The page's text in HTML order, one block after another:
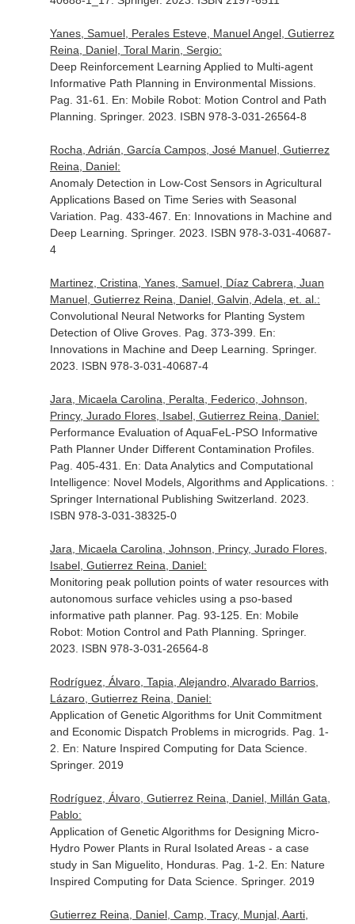
Yanes, Samuel, Perales Esteve, Manuel Angel, Gutierrez
Reina, Daniel, Toral Marin, Sergio:
Deep Reinforcement Learning Applied to Multi-agent
Informative Path Planning in Environmental Missions.
Pag. 31-61. En: Mobile Robot: Motion Control and Path
Planning . Springer. 2023. ISBN 978-3-031-26564-8
Rocha, Adrián, García Campos, José Manuel, Gutierrez
Reina, Daniel:
Anomaly Detection in Low-Cost Sensors in Agricultural
Applications Based on Time Series with Seasonal
Variation. Pag. 433-467. En: Innovations in Machine and
Deep Learning . Springer. 2023. ISBN 978-3-031-40687-
4
Martinez, Cristina, Yanes, Samuel, Díaz Cabrera, Juan
Manuel, Gutierrez Reina, Daniel, Galvin, Adela, et. al.:
Convolutional Neural Networks for Planting System
Detection of Olive Groves. Pag. 373-399. En:
Innovations in Machine and Deep Learning . Springer.
2023. ISBN 978-3-031-40687-4
Jara, Micaela Carolina, Peralta, Federico, Johnson,
Princy, Jurado Flores, Isabel, Gutierrez Reina, Daniel:
Performance Evaluation of AquaFeL-PSO Informative
Path Planner Under Different Contamination Profiles.
Pag. 405-431. En: Data Analytics and Computational
Intelligence: Novel Models, Algorithms and Applications. :
Springer International Publishing Switzerland. 2023.
ISBN 978-3-031-38325-0
Jara, Micaela Carolina, Johnson, Princy, Jurado Flores,
Isabel, Gutierrez Reina, Daniel:
Monitoring peak pollution points of water resources with
autonomous surface vehicles using a pso-based
informative path planner. Pag. 93-125. En: Mobile
Robot: Motion Control and Path Planning . Springer.
2023. ISBN 978-3-031-26564-8
Rodríguez, Álvaro, Tapia, Alejandro, Alvarado Barrios,
Lázaro, Gutierrez Reina, Daniel:
Application of Genetic Algorithms for Unit Commitment
and Economic Dispatch Problems in microgrids. Pag. 1-
2. En: Nature Inspired Computing for Data Science.
Springer. 2019
Rodríguez, Álvaro, Gutierrez Reina, Daniel, Millán Gata,
Pablo:
Application of Genetic Algorithms for Designing Micro-
Hydro Power Plants in Rural Isolated Areas - a case
study in San Miguelito, Honduras. Pag. 1-2. En: Nature
Inspired Computing for Data Science. Springer. 2019
Gutierrez Reina, Daniel, Camp, Tracy, Munjal, Aarti,